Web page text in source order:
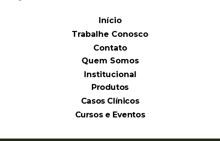
Início
Trabalhe Conosco
Contato
Quem Somos
Institucional
Produtos
Casos Clínicos
Cursos e Eventos